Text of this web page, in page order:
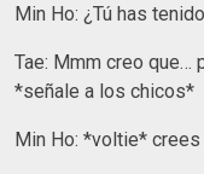
Min Ho: ¿Tú has
Tae: Mmm creo que…
*señale a los chicos*
Min Ho: *voltie*